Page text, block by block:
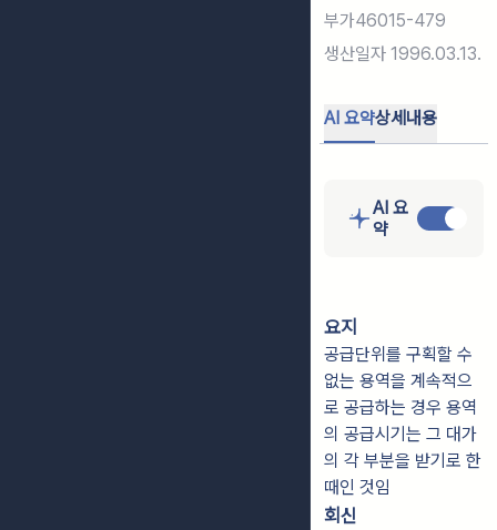
부가46015-479
생산일자 1996.03.13.
AI 요약상세내용
AI 요
약
요지
공급단위를 구획할 수
없는 용역을 계속적으
로 공급하는 경우 용역
의 공급시기는 그 대가
의 각 부분을 받기로 한
때인 것임
회신